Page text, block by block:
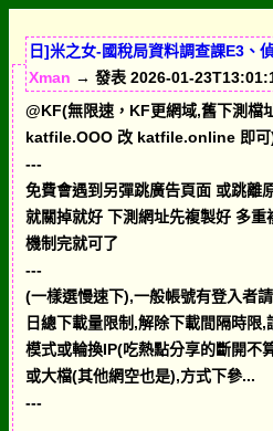
日]米之女-國稅局資料調查課E3、
Xman → 發表 2026-01-
@KF(無限速，KF更網域,舊下測檔
katfile.OOO 改 katfile.online 即可
---
免費會遇到另彈跳廣告頁面 或跳離
就關掉就好 下測網址先複製好 多重
機制完就可了
---
(一樣選慢速下),一般帳號有登入者
日總下載量限制,解除下載間隔時限,
模式或輪換IP(吃熱點分享的斷開不
或大檔(其他網空也是),方式下參...
---